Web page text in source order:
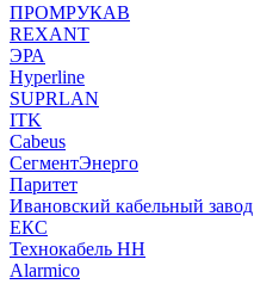
ПРОМРУКАВ
REXANT
ЭРА
Hyperline
SUPRLAN
ITK
Cabeus
СегментЭнерго
Паритет
Ивановский кабельный завод
ЕКС
Технокабель НН
Alarmico